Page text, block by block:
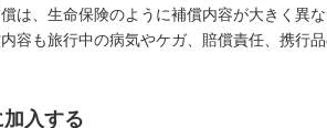
は、生命保険のように補償内容が大きく異
容も旅行中の病気やケガ、賠償責任、携行
入する